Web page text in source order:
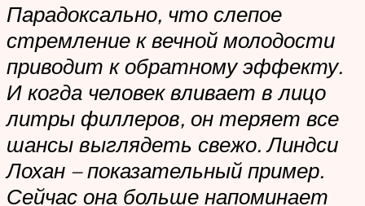
Парадоксально, что слепое
стремление к вечной молодости
приводит к обратному эффекту.
И когда человек вливает в лицо
литры филлеров, он теряет все
шансы выглядеть свежо. Линдси
Лохан – показательный пример.
Сейчас она больше напоминает